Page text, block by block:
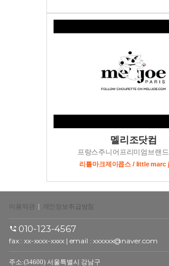
멜리조닷컴
프랑스주니어프리미엄브랜
리틀마크제이콥스 / little marc
이용약관 | 개인정보취급방침
010-123-4567
fax : xx-xxxx-xxxx | email : xxxxxx@naver.com
주소:(34600) 서울특별시 강남구